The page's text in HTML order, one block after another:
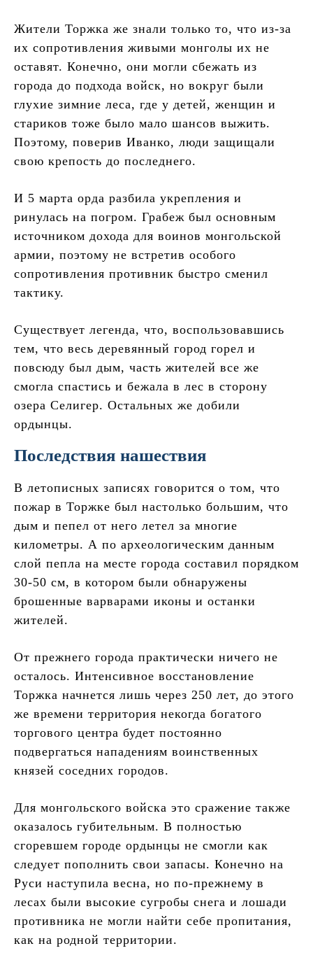
Жители Торжка же знали только то, что из-за
их сопротивления живыми монголы их не
оставят. Конечно, они могли сбежать из
города до подхода войск, но вокруг были
глухие зимние леса, где у детей, женщин и
стариков тоже было мало шансов выжить.
Поэтому, поверив Иванко, люди защищали
свою крепость до последнего.
И 5 марта орда разбила укрепления и
ринулась на погром. Грабеж был основным
источником дохода для воинов монгольской
армии, поэтому не встретив особого
сопротивления противник быстро сменил
тактику.
Существует легенда, что, воспользовавшись
тем, что весь деревянный город горел и
повсюду был дым, часть жителей все же
смогла спастись и бежала в лес в сторону
озера Селигер. Остальных же добили
ордынцы.
Последствия нашествия
В летописных записях говорится о том, что
пожар в Торжке был настолько большим, что
дым и пепел от него летел за многие
километры. А по археологическим данным
слой пепла на месте города составил порядком
30-50 см, в котором были обнаружены
брошенные варварами иконы и останки
жителей.
От прежнего города практически ничего не
осталось. Интенсивное восстановление
Торжка начнется лишь через 250 лет, до этого
же времени территория некогда богатого
торгового центра будет постоянно
подвергаться нападениям воинственных
князей соседних городов.
Для монгольского войска это сражение также
оказалось губительным. В полностью
сгоревшем городе ордынцы не смогли как
следует пополнить свои запасы. Конечно на
Руси наступила весна, но по-прежнему в
лесах были высокие сугробы снега и лошади
противника не могли найти себе пропитания,
как на родной территории.